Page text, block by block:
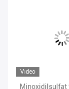
Video
Minoxidilsulfat